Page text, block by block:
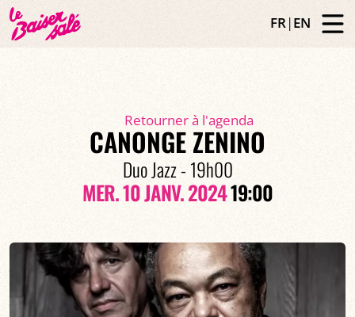
FR|EN
Retourner à l'agenda
CANONGE ZENINO
Duo Jazz - 19h00
MER. 10 JANV. 202419:00